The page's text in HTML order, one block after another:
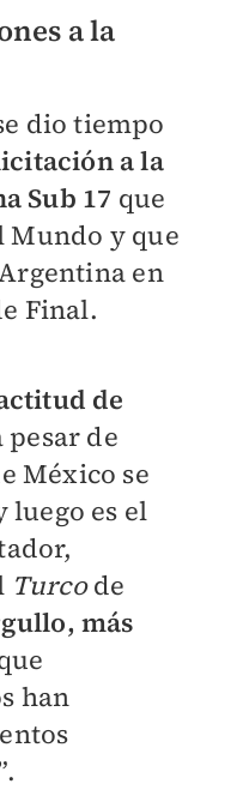
a la
dio tiempo
a la
Sub 17 que
Mundo y que
en
Final.
de
pesar de
México se
luego es el
Turcode
más
han